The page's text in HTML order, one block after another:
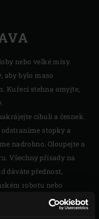
nebo velké mísy.
aby bylo maso
Kuřecí stehna omyjte,
cibuli a česnek.
stopky a
nadrobno. Oloupejte a
Všechny přísady na
dáváte přednost,
robotu nebo
na zip a přidejte